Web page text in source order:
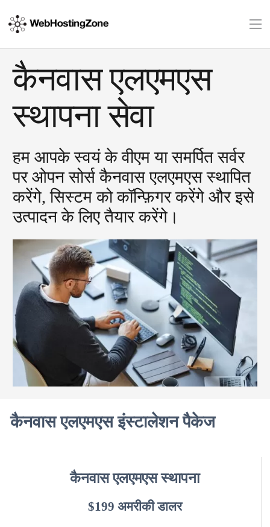
कैनवास एलएमएस
स्थापना सेवा
हम आपके स्वयं के वीएम या समर्पित सर्वर
पर ओपन सोर्स कैनवास एलएमएस स्थापित
करेंगे, सिस्टम को कॉन्फ़िगर करेंगे और इसे
उत्पादन के लिए तैयार करेंगे।
कैनवास एलएमएस इंस्टालेशन पैकेज
कैनवास एलएमएस स्थापना
$199 अमरीकी डालर